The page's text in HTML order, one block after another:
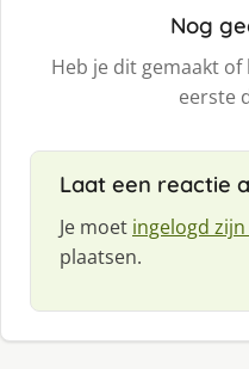
Nog
Heb je dit gemaakt of
eerste
Laat een reactie
Je moet ingelogd
plaatsen.